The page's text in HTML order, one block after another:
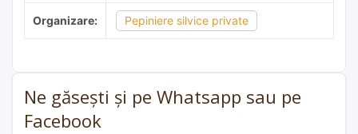
Organizare: Pepiniere silvice private
Ne găsești și pe Whatsapp sau pe
Facebook